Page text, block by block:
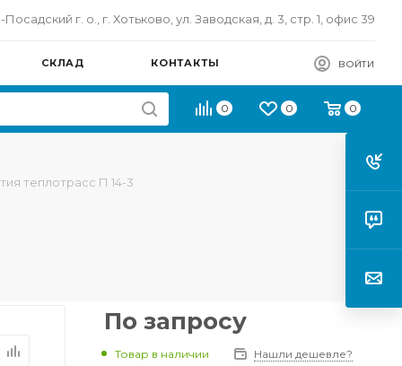
г. о., г. Хотьково, ул. Заводская, д. 3, стр. 1, офис 39
СКЛАД КОНТАКТЫ ВОЙТИ
0 0 0
теплотрасс П 14-3
По запросу
Товар в наличии Нашли дешевле?